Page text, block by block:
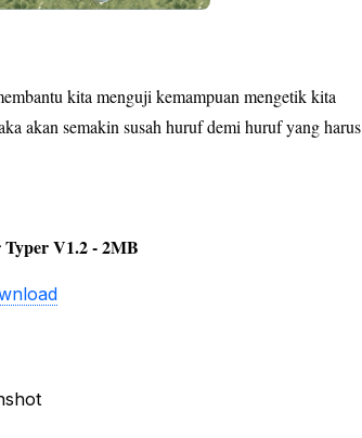
kita menguji kemampuan mengetik kita
akan semakin susah huruf demi huruf yang harus
V1.2 - 2MB